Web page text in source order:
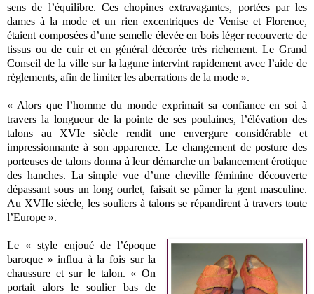
sens de l’équilibre. Ces chopines extravagantes, portées par les
dames à la mode et un rien excentriques de Venise et Florence,
étaient composées d’une semelle élevée en bois léger recouverte de
tissus ou de cuir et en général décorée très richement. Le Grand
Conseil de la ville sur la lagune intervint rapidement avec l’aide de
règlements, afin de limiter les aberrations de la mode ».
« Alors que l’homme du monde exprimait sa confiance en soi à
travers la longueur de la pointe de ses poulaines, l’élévation des
talons au XVIe siècle rendit une envergure considérable et
impressionnante à son apparence. Le changement de posture des
porteuses de talons donna à leur démarche un balancement érotique
des hanches. La simple vue d’une cheville féminine découverte
dépassant sous un long ourlet, faisait se pâmer la gent masculine.
Au XVIIe siècle, les souliers à talons se répandirent à travers toute
l’Europe ».
Le « style enjoué de l’époque
baroque » influa à la fois sur la
chaussure et sur le talon. « On
portait alors le soulier bas de